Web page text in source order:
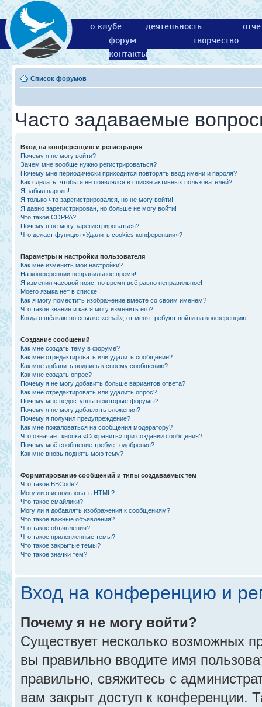
о клубе деятельность
форум
творчество
контакты
Список форумов
Часто задаваемые
Вход на конференцию и регистрация
Почему я не могу войти?
Зачем мне вообще нужно регистрироваться?
Почему мне периодически приходится повторять ввод имени и пароля?
Как сделать, чтобы я не появлялся в списке активных пользователей?
Я забыл пароль!
Я только что зарегистрировался, но не могу войти!
Я давно зарегистрирован, но больше не могу войти!
Что такое COPPA?
Почему я не могу зарегистрироваться?
Что делает функция «Удалить cookies конференции»?
Параметры и настройки пользователя
Как мне изменить мои настройки?
На конференции неправильное время!
Я изменил часовой пояс, но время всё равно неправильное!
Моего языка нет в списке!
Как я могу поместить изображение вместе со своим именем?
Что такое звание и как я могу изменить его?
Когда я щёлкаю по ссылке «email», от меня требуют войти на конференцию!
Создание сообщений
Как мне создать тему в форуме?
Как мне отредактировать или удалить сообщение?
Как мне добавить подпись к своему сообщению?
Как мне создать опрос?
Почему я не могу добавить больше вариантов ответа?
Как мне отредактировать или удалить опрос?
Почему мне недоступны некоторые форумы?
Почему я не могу добавлять вложения?
Почему я получил предупреждение?
Как мне пожаловаться на сообщения модератору?
Что означает кнопка «Сохранить» при создании сообщения?
Почему моё сообщение требует одобрения?
Как мне вновь поднять мою тему?
Форматирование сообщений и типы создаваемых тем
Что такое BBCode?
Могу ли я использовать HTML?
Что такое смайлики?
Могу ли я добавлять изображения к сообщениям?
Что такое важные объявления?
Что такое объявления?
Что такое прилепленные темы?
Что такое закрытые темы?
Что такое значки тем?
Вход на конференцию и
Почему я не могу войти?
Существует несколько возможных
вы правильно вводите имя
правильно, свяжитесь с
вам закрыт доступ к конференции.